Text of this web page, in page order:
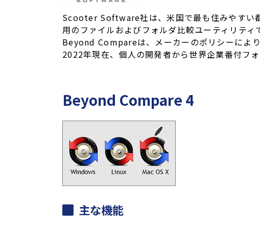
Scooter Software社は、米国で最も住みやすい
用のファイルおよびフォルダ比較ユーティリテ
Beyond Compareは、メーカーのポリシーによ
2022年現在、個人の開発者から世界企業番付フ
Beyond Compare 4
主な機能